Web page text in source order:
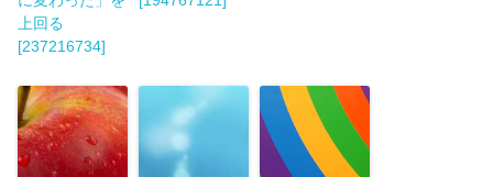
上回る
[237216734]